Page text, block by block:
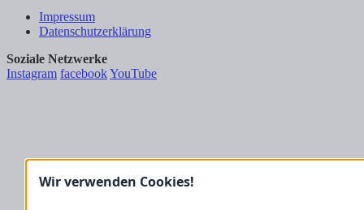
Impressum
Datenschutzerklärung
Soziale Netzwerke
Instagram facebookYouTube
Wir verwenden Cookies!